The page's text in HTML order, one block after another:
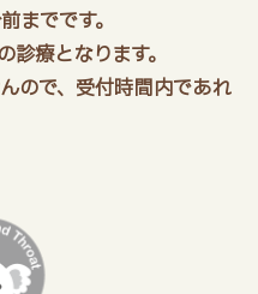
までです。
療となります。
ので、受付時間内であれ